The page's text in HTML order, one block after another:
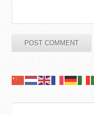
Arama: